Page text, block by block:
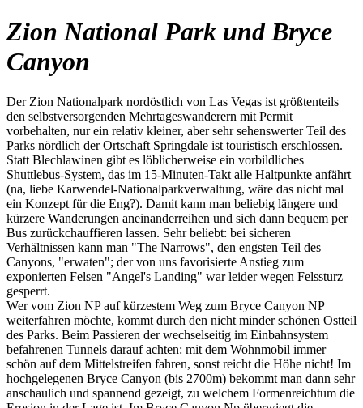
Zion National Park und Bryce
Canyon
Der Zion Nationalpark nordöstlich von Las Vegas ist größtenteils
den selbstversorgenden Mehrtageswanderern mit Permit
vorbehalten, nur ein relativ kleiner, aber sehr sehenswerter Teil des
Parks nördlich der Ortschaft Springdale ist touristisch erschlossen.
Statt Blechlawinen gibt es löblicherweise ein vorbildliches
Shuttlebus-System, das im 15-Minuten-Takt alle Haltpunkte anfährt
(na, liebe Karwendel-Nationalparkverwaltung, wäre das nicht mal
ein Konzept für die Eng?). Damit kann man beliebig längere und
kürzere Wanderungen aneinanderreihen und sich dann bequem per
Bus zurückchauffieren lassen. Sehr beliebt: bei sicheren
Verhältnissen kann man "The Narrows", den engsten Teil des
Canyons, "erwaten"; der von uns favorisierte Anstieg zum
exponierten Felsen "Angel's Landing" war leider wegen Felssturz
gesperrt.
Wer vom Zion NP auf kürzestem Weg zum Bryce Canyon NP
weiterfahren möchte, kommt durch den nicht minder schönen Ostteil
des Parks. Beim Passieren der wechselseitig im Einbahnsystem
befahrenen Tunnels darauf achten: mit dem Wohnmobil immer
schön auf dem Mittelstreifen fahren, sonst reicht die Höhe nicht! Im
hochgelegenen Bryce Canyon (bis 2700m) bekommt man dann sehr
anschaulich und spannend gezeigt, zu welchem Formenreichtum die